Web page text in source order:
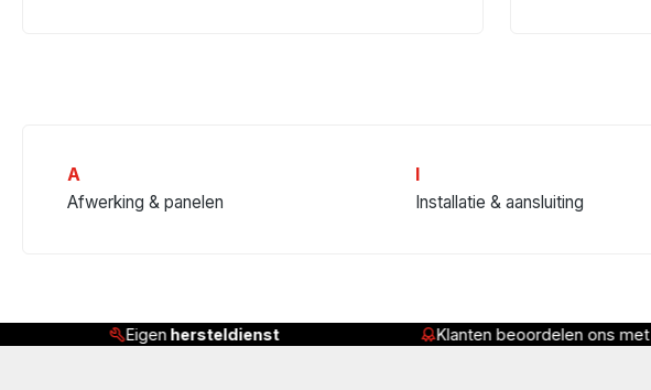
A
Afwerking & panelen
I
Installatie & aansluiting
Eigen hersteldienst Klanten beoordelen ons met